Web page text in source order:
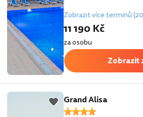
Zobrazit více termínů
11 190 Kč
za osobu
Zobrazit
Grand Alisa